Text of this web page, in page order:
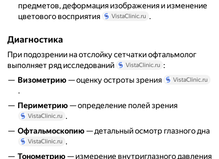
предметов, деформация изображения и изменение
цветового восприятия
VistaClinic.ru .
Диагностика
При подозрении на отслойку сетчатки офтальмолог
выполняет ряд исследований
VistaClinic.ru :
Визометрию — оценку остроты зрения VistaClinic.ru
.
Периметрию — определение полей зрения
VistaClinic.ru .
Офтальмоскопию — детальный осмотр глазного дна
VistaClinic.ru .
Тонометрию — измерение внутриглазного давления